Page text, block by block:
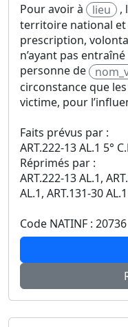
Pour avoir à lieu ,
territoire national et
prescription,
n’ayant pas
personne de
circonstance que
victime, pour
Faits prévus par :
ART.222-13 AL.1 5°
Réprimés par :
ART.222-13 AL.1,
AL.1, ART.131-30
Code NATINF : 20736